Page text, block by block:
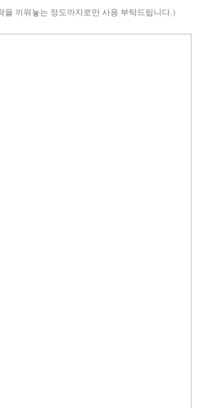
을 끼워놓는 정도까지로만 사용 부탁드립니다.)